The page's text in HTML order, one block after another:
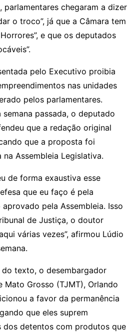
parlamentares chegaram a dizer
o troco”, já que a Câmara tem
e que os deputados
pelo Executivo proibia
nas unidades
pelos parlamentares.
passada, o deputado
que a redação original
que a proposta foi
Assembleia Legislativa.
de forma exaustiva esse
que eu faço é pela
pela Assembleia. Isso
de Justiça, o doutor
várias vezes”, afirmou Lúdio
texto, o desembargador
Mato Grosso (TJMT), Orlando
a favor da permanência
que eles suprem
dos detentos com produtos que